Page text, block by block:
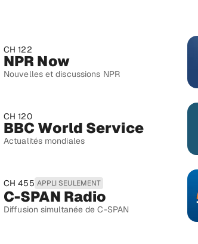
CH 122
NPR Now
Nouvelles et discussions NPR
CH 120
BBC World Service
Actualités mondiales
CH 455 APPLI SEULEMENT
C-SPAN Radio
Diffusion simultanée de C-SPAN